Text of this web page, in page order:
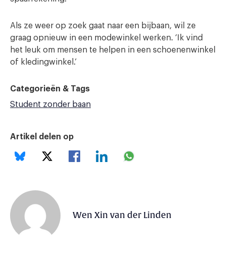
Als ze weer op zoek gaat naar een bijbaan, wil ze
graag opnieuw in een modewinkel werken. ‘Ik vind
het leuk om mensen te helpen in een schoenenwinkel
of kledingwinkel.’
Categorieën & Tags
Student zonder baan
Artikel delen op
Wen Xin van der Linden